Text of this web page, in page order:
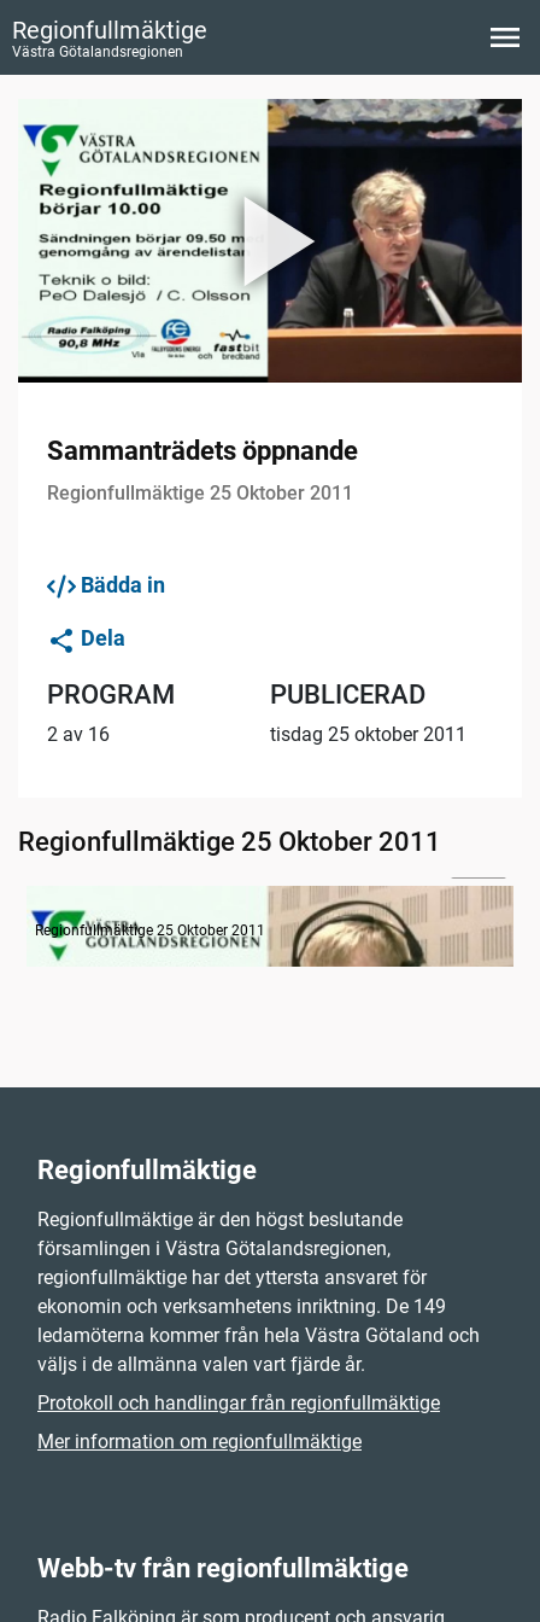
Regionfullmäktige
Västra Götalandsregionen
Sammanträdets öppnande
Regionfullmäktige 25 Oktober 2011
Bädda in
Dela
PROGRAM
2 av 16
PUBLICERAD
tisdag 25 oktober 2011
Regionfullmäktige 25 Oktober 2011
Radion informerar
Regionfullmäktige 25 Oktober 2011
Regionfullmäktige
Regionfullmäktige är den högst beslutande
församlingen i Västra Götalandsregionen,
regionfullmäktige har det yttersta ansvaret för
ekonomin och verksamhetens inriktning. De 149
ledamöterna kommer från hela Västra Götaland och
väljs i de allmänna valen vart fjärde år.
Protokoll och handlingar från regionfullmäktige
Mer information om regionfullmäktige
Webb-tv från regionfullmäktige